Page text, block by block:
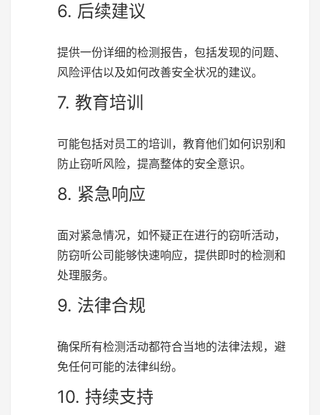
6. 后续建议
提供一份详细的检测报告，包括发现的问题、
风险评估以及如何改善安全状况的建议。
7. 教育培训
可能包括对员工的培训，教育他们如何识别和
防止窃听风险，提高整体的安全意识。
8. 紧急响应
面对紧急情况，如怀疑正在进行的窃听活动，
防窃听公司能够快速响应，提供即时的检测和
处理服务。
9. 法律合规
确保所有检测活动都符合当地的法律法规，避
免任何可能的法律纠纷。
10. 持续支持